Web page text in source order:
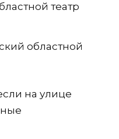
театр
областной
на улице